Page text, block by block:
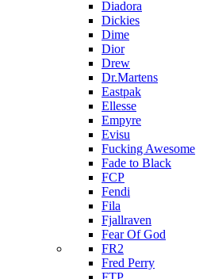
Diadora
Dickies
Dime
Dior
Drew
Dr.Martens
Eastpak
Ellesse
Empyre
Evisu
Fucking Awesome
Fade to Black
FCP
Fendi
Fila
Fjallraven
Fear Of God
FR2
Fred Perry